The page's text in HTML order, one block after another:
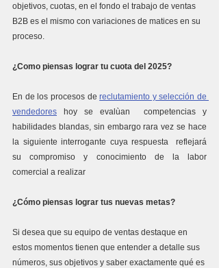
objetivos, cuotas, en el fondo el trabajo de ventas
B2B es el mismo con variaciones de matices en su
proceso.
¿Como piensas lograr tu cuota del 2025?
En de los procesos de reclutamiento y selección de
vendedores hoy se evalùan  competencias y
habilidades blandas, sin embargo rara vez se hace
la siguiente interrogante cuya respuesta  reflejará
su compromiso y conocimiento de la labor
comercial a realizar
¿Cómo piensas lograr tus nuevas metas?
Si desea que su equipo de ventas destaque en
estos momentos tienen que entender a detalle sus
números, sus objetivos y saber exactamente qué es